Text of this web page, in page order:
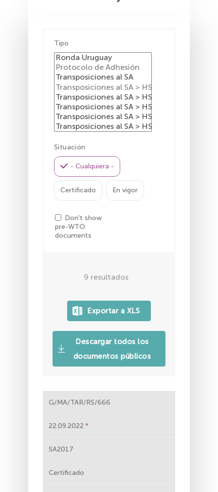
Tipo
Situación
- Cualquiera -
Certificado En vigor
Don't show
pre-WTO
documents
9 resultados
Descargar todos los
documentos públicos
G/MA/TAR/RS/666
22.09.2022
SA2017
Certificado